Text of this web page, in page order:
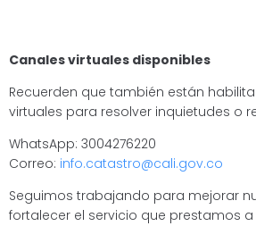
Canales virtuales disponibles
Recuerden que también están
virtuales para resolver inquietudes o
WhatsApp: 3004276220
Correo: info.catastro@cali.gov.co
Seguimos trabajando para mejorar
fortalecer el servicio que prestamos